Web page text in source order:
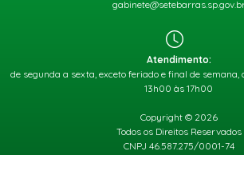
Atendimento:
de segunda a sexta, exceto feriado e final de semana,
13h00 às 17h00
Copyright © 2026
Todos os Direitos Reservados
CNPJ 46.587.275/0001-74